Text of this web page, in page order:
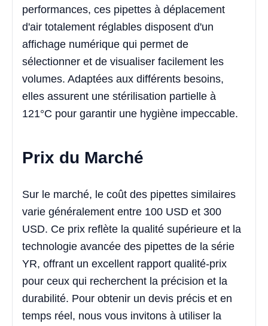
performances, ces pipettes à déplacement
d'air totalement réglables disposent d'un
affichage numérique qui permet de
sélectionner et de visualiser facilement les
volumes. Adaptées aux différents besoins,
elles assurent une stérilisation partielle à
121°C pour garantir une hygiène impeccable.
Prix du Marché
Sur le marché, le coût des pipettes similaires
varie généralement entre 100 USD et 300
USD. Ce prix reflète la qualité supérieure et la
technologie avancée des pipettes de la série
YR, offrant un excellent rapport qualité-prix
pour ceux qui recherchent la précision et la
durabilité. Pour obtenir un devis précis et en
temps réel, nous vous invitons à utiliser la